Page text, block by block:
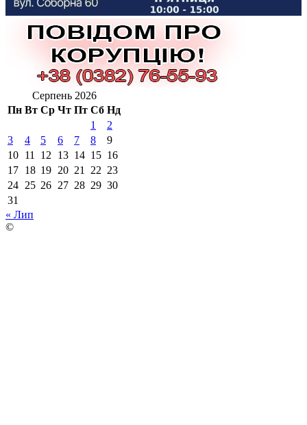
Серпень 2026
Пн Вт Ср Чт Пт Сб Нд
1
2
3
4 5 6 7 8
9
10 11 12 13 14 15 16
17 18 19 20 21 22 23
24 25 26 27 28 29 30
31
« Лип
©